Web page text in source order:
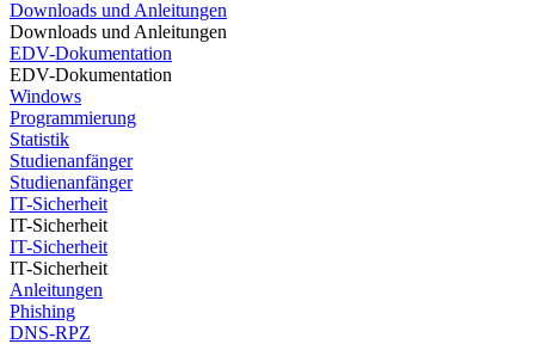
Downloads und Anleitungen
Downloads und Anleitungen
EDV-Dokumentation
EDV-Dokumentation
Windows
Programmierung
Statistik
Studienanfänger
Studienanfänger
IT-Sicherheit
IT-Sicherheit
IT-Sicherheit
IT-Sicherheit
Anleitungen
Phishing
DNS-RPZ